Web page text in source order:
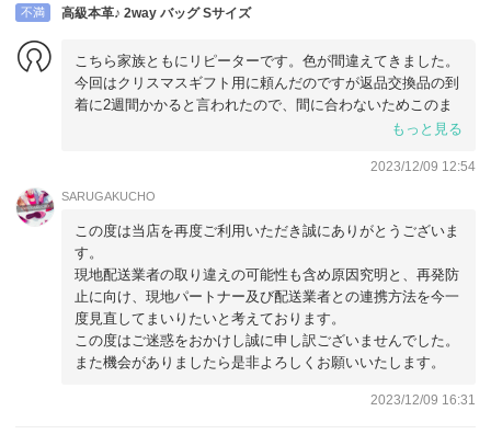
不満 高級本革♪ 2way バッグ Sサイズ
こちら家族ともにリピーターです。色が間違えてきました。
今回はクリスマスギフト用に頼んだのですが返品交換品の到
着に2週間かかると言われたので、間に合わないためこのま
ま自分用に使うことにしました。交換のやり取りの最中に
なったので、元から品切れなのにカートに入れることができ
る状態で違う色が送られてくるような状況は、よくないと思
お返事や引き取りや交換連絡はすぐいただけました。お品が
ないと途中でわかってからすぐ返金の提案がありました。
もっと見る
2023/12/09 12:54
SARUGAKUCHO
この度は当店を再度ご利用いただき誠にありがとうございま
す。
現地配送業者の取り違えの可能性も含め原因究明と、再発防
止に向け、現地パートナー及び配送業者との連携方法を今一
度見直してまいりたいと考えております。
この度はご迷惑をおかけし誠に申し訳ございませんでした。
また機会がありましたら是非よろしくお願いいたします。
2023/12/09 16:31